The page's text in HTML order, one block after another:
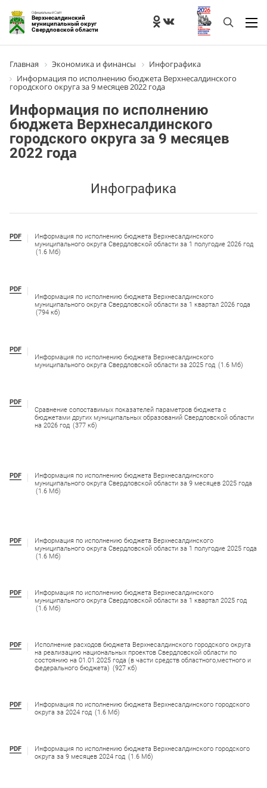
Официальный Сайт
Верхнесалдинский
муниципальный округ
Свердловской области
Главная Экономика и финансы
Инфографика
Информация по исполнению бюджета Верхнесалдинского
городского округа за 9 месяцев 2022 года
Информация по исполнению
бюджета Верхнесалдинского
городского округа за 9 месяцев
2022 года
Инфографика
PDF
Информация по исполнению бюджета Верхнесалдинского
муниципального округа Свердловской области за 1 полугодие 2026 год
(1.6 Мб)
PDF
Информация по исполнению бюджета Верхнесалдинского
муниципального округа Свердловской области за 1 квартал 2026 года
(794 кб)
PDF
Информация по исполнению бюджета Верхнесалдинского
муниципального округа Свердловской области за 2025 год (1.6 Мб)
PDF
Сравнение сопоставимых показателей параметров бюджета с
бюджетами других муниципальных образований Свердловской области
на 2026 год (377 кб)
PDF
Информация по исполнению бюджета Верхнесалдинского
муниципального округа Свердловской области за 9 месяцев 2025 года
(1.6 Мб)
PDF
Информация по исполнению бюджета Верхнесалдинского
муниципального округа Свердловской области за 1 полугодие 2025 года
(1.6 Мб)
PDF
Информация по исполнению бюджета Верхнесалдинского
муниципального округа Свердловской области за 1 квартал 2025 год
(1.6 Мб)
PDF
Исполнение расходов бюджета Верхнесалдинского городского округа
на реализацию национальных проектов Свердловской области по
состоянию на 01.01.2025 года (в части средств областного,местного и
федерального бюджета) (927 кб)
PDF
Информация по исполнению бюджета Верхнесалдинского городского
округа за 2024 год (1.6 Мб)
PDF
Информация по исполнению бюджета Верхнесалдинского городского
округа за 9 месяцев 2024 год (1.6 Мб)